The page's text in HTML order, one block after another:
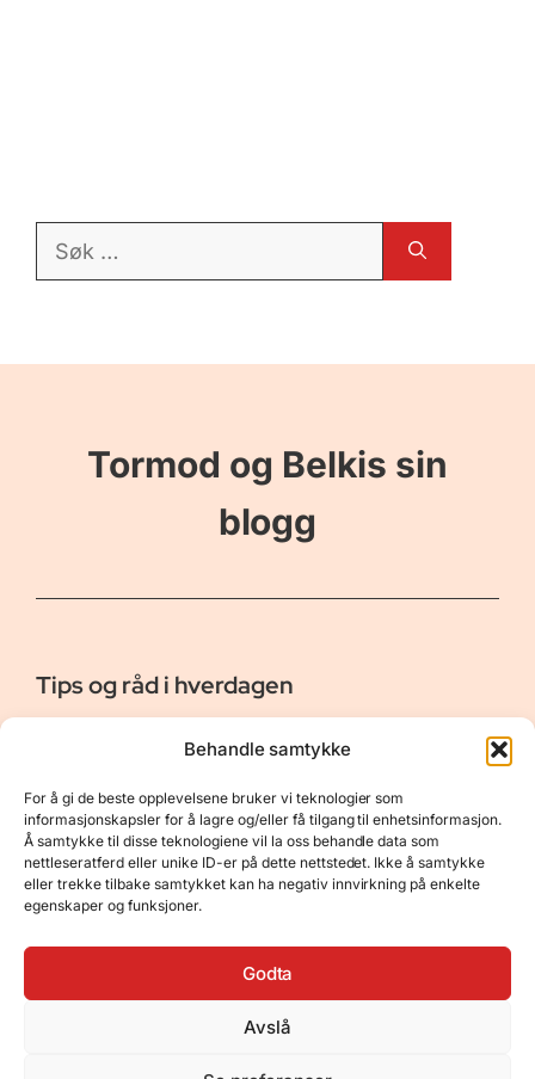
Behandle samtykke
For å gi de beste opplevelsene bruker vi teknologier som
informasjonskapsler for å lagre og/eller få tilgang til enhetsinformasjon.
Å samtykke til disse teknologiene vil la oss behandle data som
nettleseratferd eller unike ID-er på dette nettstedet. Ikke å samtykke
eller trekke tilbake samtykket kan ha negativ innvirkning på enkelte
egenskaper og funksjoner.
Godta
Avslå
Søk
Tormod og Belkis sin
blogg
Tips og råd i hverdagen
Er vår bloggside hvor vi ønsker å dele våre opplevelser og
gi deg råd og tips innen reiser, hotell - og restauranter,
naturopplevelser, personlig pleie, data, film og bøker m.m.
Nyttige Linker
Om oss
Kontakt
Resurser
Personvernerklæring
Opphavsrett